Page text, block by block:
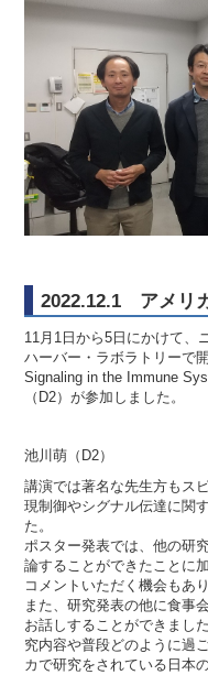
2022.12.1 アメリ
11月1日から5日にかけて、
ハーバー・ラボラトリーで
Signaling in the Immune
（D2）が参加しました。
池川萌（D2）
講演では著名な先生方もス
現制御やシグナル伝達に関
た。
ポスター発表では、他の研
論することができたことに
コメントいただく機会もあり
また、研究発表の他に食事
お話しすることができまし
究内容や普段どのように過
カで研究をされている日本